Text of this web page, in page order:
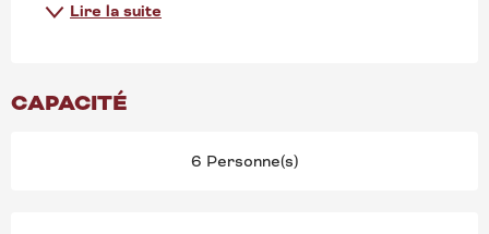
Lire la suite
CAPACITÉ
6 Personne(s)